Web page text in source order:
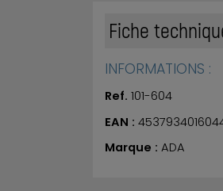
Fiche
INFORMATIONS :
Ref. 101-604
EAN :
Marque : ADA